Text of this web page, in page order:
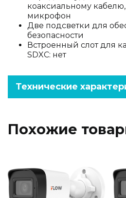
коаксиальному
микрофон
Две подсветки для
безопасности
Встроенный слот для
SDXC: нет
Технические
Похожие